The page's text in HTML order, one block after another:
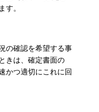
す。
の確認を希望する事
きは、確定書面の
かつ適切にこれに回